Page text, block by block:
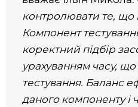
контролювати те,
Компонент
коректний підбір
урахуванням часу,
тестування. Баланс
даного компоненту і